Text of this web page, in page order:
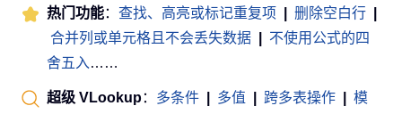
热门功能： 查找、高亮或标记重复项 删除空白行
合并列或单元格且不会丢失数据
不使用公式的四
舍五入……
超级 VLookup： 多条件 多值 跨多表操作
模